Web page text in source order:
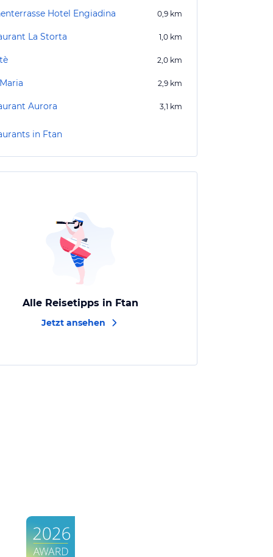
Hotel Engiadina 0,9 km
La Storta 1,0 km
2,0 km
2,9 km
Aurora 3,1 km
in Ftan
Alle Reisetipps in Ftan
Jetzt ansehen